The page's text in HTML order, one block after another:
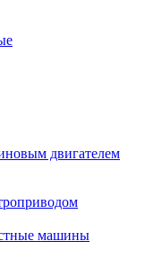
двигателем
машины